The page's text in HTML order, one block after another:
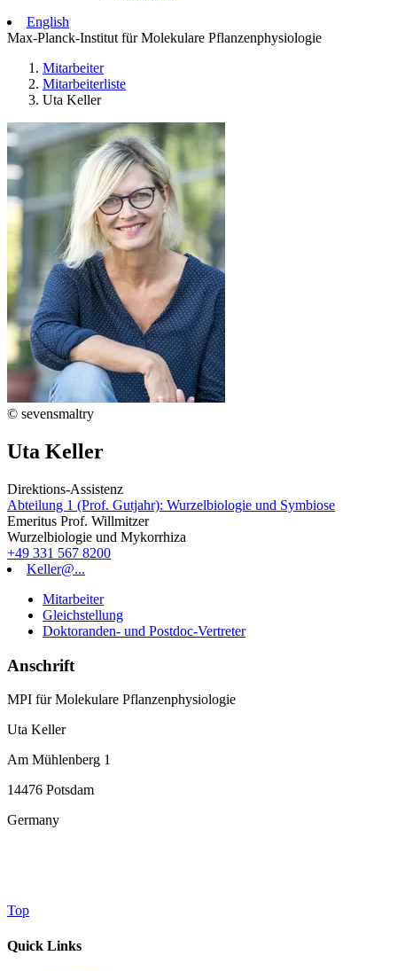
English
Max-Planck-Institut für Molekulare Pflanzenphysiologie
Mitarbeiter
Mitarbeiterliste
Uta Keller
© sevensmaltry
Uta Keller
Direktions-Assistenz
Abteilung 1 (Prof. Gutjahr): Wurzelbiologie und Symbiose
Emeritus Prof. Willmitzer
Wurzelbiologie und Mykorrhiza
+49 331 567 8200
Keller@...
Mitarbeiter
Gleichstellung
Doktoranden- und Postdoc-Vertreter
Anschrift
MPI für Molekulare Pflanzenphysiologie
Uta Keller
Am Mühlenberg 1
14476 Potsdam
Germany
Top
Quick Links